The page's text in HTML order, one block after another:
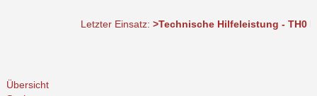
Letzter Einsatz:>Technische Hilfeleistung - TH0 DLK
Übersicht